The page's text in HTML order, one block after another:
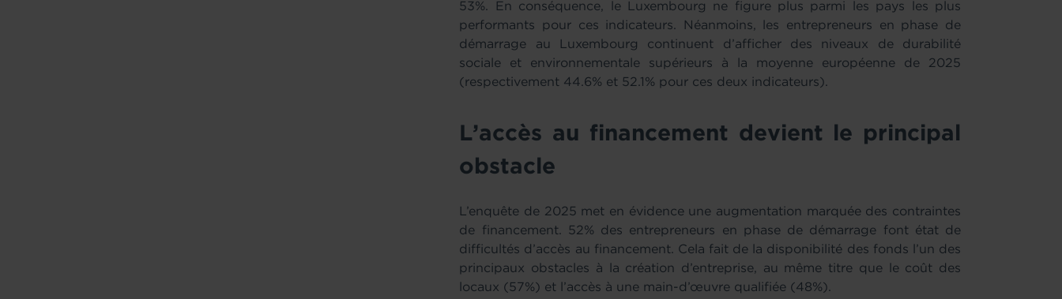
53%. En conséquence, le Luxembourg ne figure plus parmi les pays les plus
performants pour ces indicateurs. Néanmoins, les entrepreneurs en phase de
démarrage au Luxembourg continuent d’afficher des niveaux de durabilité
sociale et environnementale supérieurs à la moyenne européenne de 2025
(respectivement 44.6% et 52.1% pour ces deux indicateurs).
L’accès au financement devient le principal
obstacle
L’enquête de 2025 met en évidence une augmentation marquée des contraintes
de financement. 52% des entrepreneurs en phase de démarrage font état de
difficultés d’accès au financement. Cela fait de la disponibilité des fonds l’un des
principaux obstacles à la création d’entreprise, au même titre que le coût des
locaux (57%) et l’accès à une main-d’œuvre qualifiée (48%).